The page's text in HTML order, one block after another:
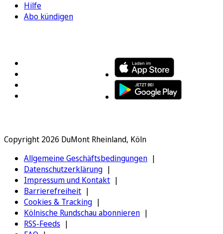
Hilfe
Abo kündigen
Copyright 2026 DuMont Rheinland, Köln
Allgemeine Geschäftsbedingungen
Datenschutzerklärung
Impressum und Kontakt
Barrierefreiheit
Cookies & Tracking
Kölnische Rundschau abonnieren
RSS-Feeds